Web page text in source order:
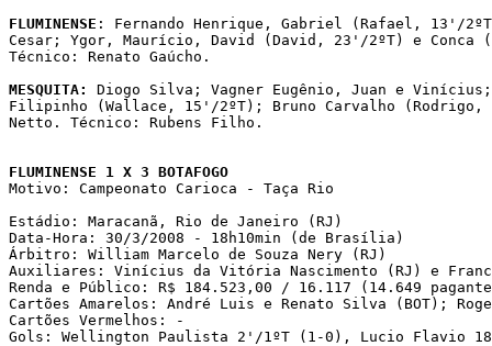
FLUMINENSE : Fernando Henrique, Gabriel (Rafael, 13'/
Cesar; Ygor, Maurício, David (David, 23'/2ºT) e Conca
Técnico: Renato Gaúcho.
MESQUITA:
Diogo Silva; Vagner Eugênio, Juan e
Filipinho (Wallace, 15'/2ºT); Bruno Carvalho
Netto. Técnico: Rubens Filho.
FLUMINENSE 1 X 3 BOTAFOGO
Motivo: Campeonato Carioca - Taça Rio
Estádio: Maracanã, Rio de Janeiro (RJ)
Data-Hora: 30/3/2008 - 18h10min (de Brasília)
Árbitro: William Marcelo de Souza Nery (RJ)
Auxiliares: Vinícius da Vitória Nascimento (RJ) e
Renda e Público: R$ 184.523,00 / 16.117 (14.649
Cartões Amarelos: André Luis e Renato Silva (BOT);
Cartões Vermelhos: -
Gols: Wellington Paulista 2'/1ºT (1-0), Lucio Flavio